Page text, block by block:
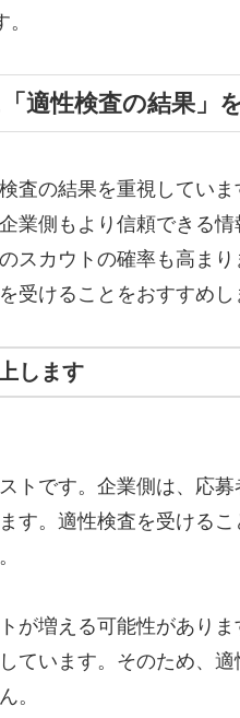
適性検査の結果」
査の結果を重視してい
業側もより信頼できる
スカウトの確率も高ま
受けることをおすすめし
します
トです。企業側は、応
す。適性検査を受ける
が増える可能性があり
ています。そのため、適
。